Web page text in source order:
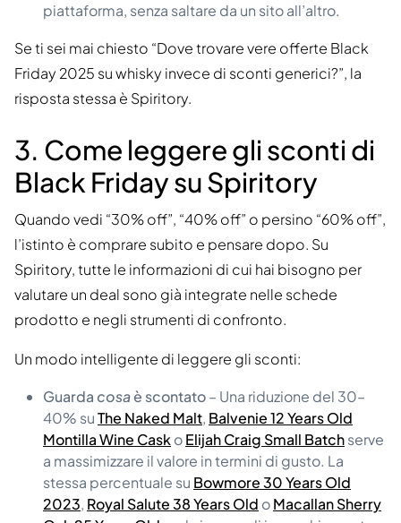
piattaforma, senza saltare da un sito all’altro.
Se ti sei mai chiesto “Dove trovare vere offerte Black
Friday 2025 su whisky invece di sconti generici?”, la
risposta stessa è Spiritory.
3. Come leggere gli sconti di
Black Friday su Spiritory
Quando vedi “30% off”, “40% off” o persino “60% off”,
l’istinto è comprare subito e pensare dopo. Su
Spiritory, tutte le informazioni di cui hai bisogno per
valutare un deal sono già integrate nelle schede
prodotto e negli strumenti di confronto.
Un modo intelligente di leggere gli sconti:
Guarda cosaè scontato– Una riduzione del 30–
40% suThe Naked Malt, Balvenie 12 Years Old
Montilla Wine CaskoElijah Craig Small Batchserve
a massimizzare il valore in termini di gusto. La
stessa percentuale su Bowmore 30 Years Old
2023, Royal Salute 38 Years Old oMacallan Sherry